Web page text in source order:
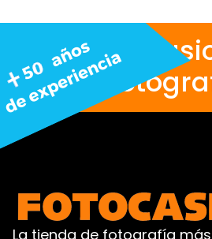
Nos
La tienda de fotografía